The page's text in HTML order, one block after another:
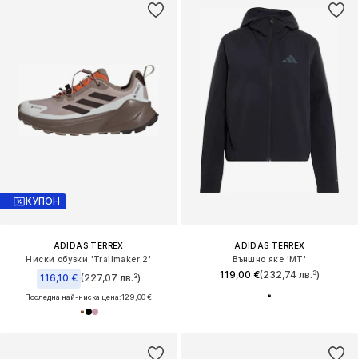
КУПОН
ADIDAS TERREX
Ниски обувки 'Trailmaker 2'
116,10 € (227,07 лв.³)
Последна най-ниска цена:129,00 €
ADIDAS TERREX
Външно яке 'MT'
119,00 €(232,74 лв.³)